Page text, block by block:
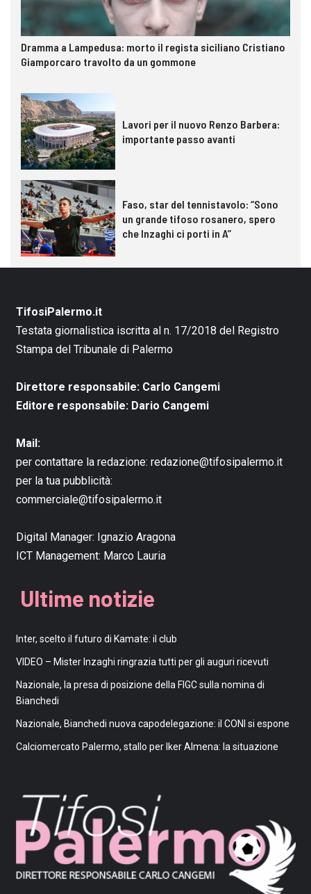
Dramma a Lampedusa: morto il regista siciliano Cristiano
Giamporcaro travolto da un gommone
Lavori per il nuovo Renzo Barbera:
importante passo avanti
Faso, star del tennistavolo: “Sono
un grande tifoso rosanero, spero
che Inzaghi ci porti in A”
TifosiPalermo.it
Testata giornalistica iscritta al n. 17/2018 del Registro
Stampa del Tribunale di Palermo
Direttore responsabile: Carlo Cangemi
Editore responsabile: Dario Cangemi
Mail:
per contattare la redazione: redazione@tifosipalermo.it
per la tua pubblicità:
commerciale@tifosipalermo.it
Digital Manager: Ignazio Aragona
ICT Management: Marco Lauria
Ultime notizie
Inter, scelto il futuro di Kamate: il club
VIDEO – Mister Inzaghi ringrazia tutti per gli auguri ricevuti
Nazionale, la presa di posizione della FIGC sulla nomina di
Bianchedi
Nazionale, Bianchedi nuova capodelegazione: il CONI si espone
Calciomercato Palermo, stallo per Iker Almena: la situazione